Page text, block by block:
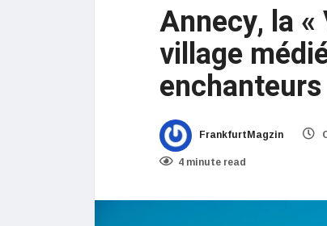
Annecy, la «
village
enchanteurs
FrankfurtMagzin
4 minute read